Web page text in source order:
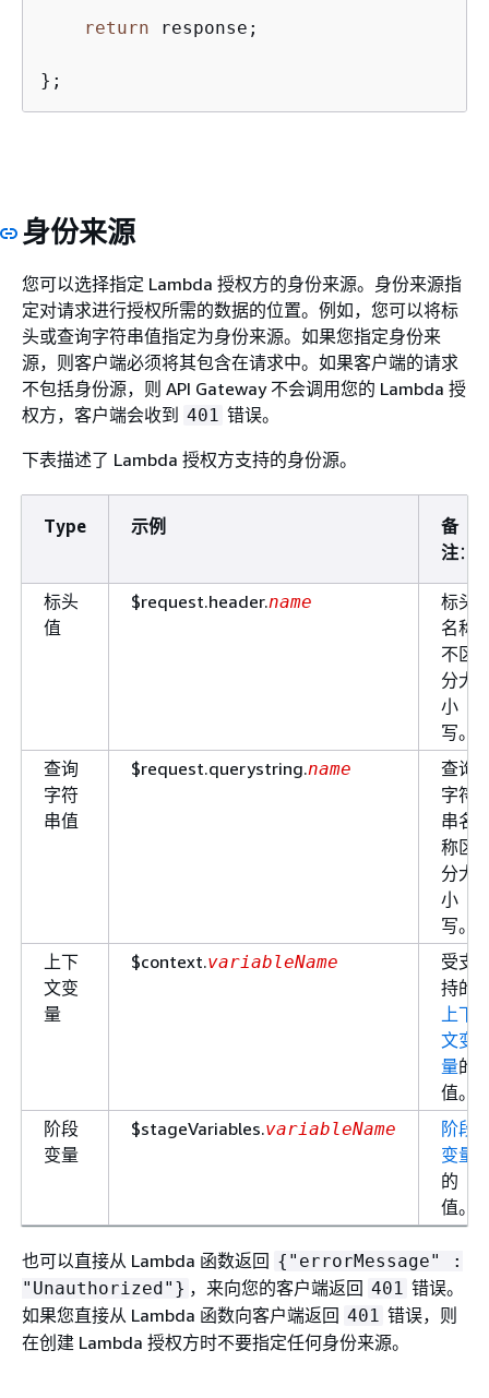
return response;
身份来源
您可以选择指定 Lambda 授权方的身份来源。身份来源指
定对请求进行授权所需的数据的位置。例如，您可以将标
头或查询字符串值指定为身份来源。如果您指定身份来
源，则客户端必须将其包含在请求中。如果客户端的请求
不包括身份源，则 API Gateway 不会调用您的 Lambda 授
权方，客户端会收到 401 错误。
下表描述了 Lambda 授权方支持的身份源。
Type 示例
备
注：
标头
值
$request.header.name
标头
名称
不区
分大
小
写。
查询
字符
串值
$request.querystring.name
查询
字符
串名
称区
分大
小
写。
上下
文变
量
$context.variableName
受支
持的
上下
文变
量的
值。
阶段
变量
$stageVariables.variableName
阶段
变量
的
值。
也可以直接从 Lambda 函数返回 { "errorMessage" :
"Unauthorized"} ，来向您的客户端返回 401 错误。
如果您直接从 Lambda 函数向客户端返回 401 错误，则
在创建 Lambda 授权方时不要指定任何身份来源。